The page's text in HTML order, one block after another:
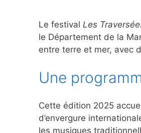
Le festival Les
le Département de la
entre terre et mer, avec
Une
Cette édition 2025
d’envergure
les musiques